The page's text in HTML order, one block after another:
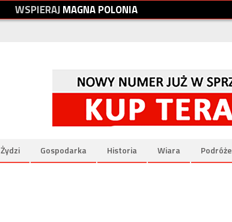
WSPIERAJMAGNAPOLONIA
Żydzi Gospodarka Historia Wiara Podróże